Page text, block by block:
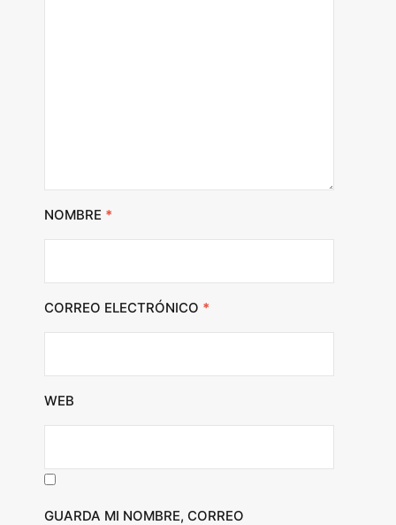
NOMBRE *
CORREO ELECTRÓNICO *
WEB
GUARDA MI NOMBRE, CORREO